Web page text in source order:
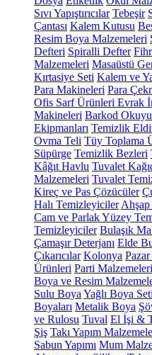
Sıvı Yapıştırıcılar Tebeşir
Çantası Kalem Kutusu
Resim Boya Malzemeleri
Defteri Spiralli Defter
Malzemeleri Masaüstü
Kırtasiye Seti Kalem ve
Para Makineleri Para
Ofis Sarf Ürünleri Evrak
Makineleri Barkod
Ekipmanları Temizlik
Ovma Teli Tüy Toplama
Süpürge Temizlik Bezleri
Kâğıt Havlu Tuvalet
Malzemeleri Tuvalet
Kireç ve Pas Çözücüler
Halı Temizleyiciler
Cam ve Parlak Yüzey
Temizleyiciler Bulaşık
Çamaşır Deterjanı Elde
Çıkarıcılar Kolonya Pazar
Ürünleri Parti Malzemeleri
Boya ve Resim
Sulu Boya Yağlı Boya Seti
Boyaları Metalik Boya
ve Rulosu Tuval El İşi &
Şiş Takı Yapım
Sabun Yapımı Mum